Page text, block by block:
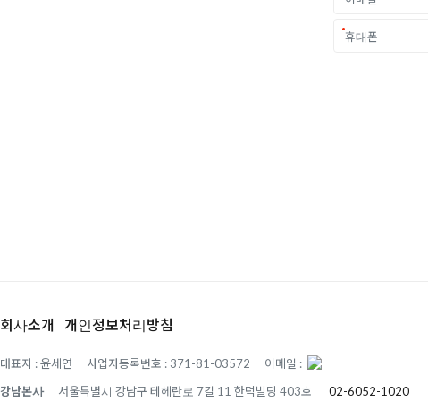
회사소개 개인정보처리방침
대표자 : 윤세연 사업자등록번호 : 371-81-03572
이메일 :
강남본사
서울특별시 강남구 테헤란로 7길 11 한덕빌딩 403호 02-6052-1020